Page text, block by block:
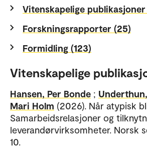
Vitenskapelige publikasjoner
Forskningsrapporter (25)
Formidling (123)
Vitenskapelige
Hansen, Per Bonde ;
Mari Holm (2026). Når atypisk
Samarbeidsrelasjoner og
leverandørvirksomheter. Norsk
10.